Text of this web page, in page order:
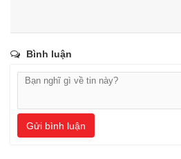
Bình luận
Gửi bình luận